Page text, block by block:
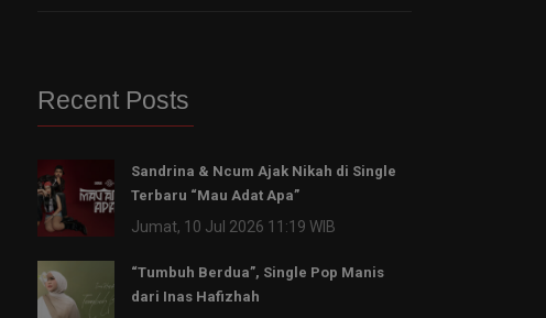
Recent Posts
Sandrina & Ncum Ajak Nikah di Single
Terbaru “Mau Adat Apa”
Jumat, 10 Jul 2026 11:19 WIB
“Tumbuh Berdua”, Single Pop Manis
dari Inas Hafizhah